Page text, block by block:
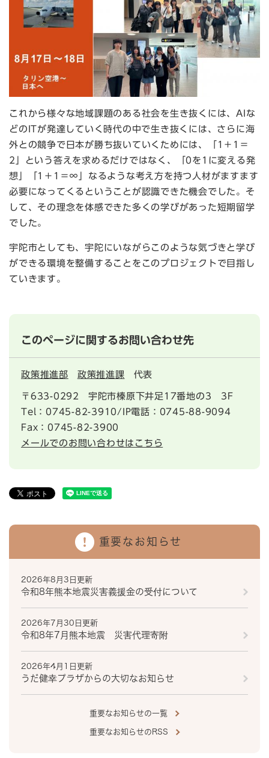
これから様々な地域課題のある社会を生き抜くには、AIな
どのITが発達していく時代の中で生き抜くには、さらに海
外との競争で日本が勝ち抜いていくためには、「1＋1＝
2」という答えを求めるだけではなく、「0を1に変える発
想」「1＋1＝∞」なるような考え方を持つ人材がますます
必要になってくるということが認識できた機会でした。そ
して、その理念を体感できた多くの学びがあった短期留学
でした。
宇陀市としても、宇陀にいながらこのような気づきと学び
ができる環境を整備することをこのプロジェクトで目指し
ていきます。
このページに関するお問い合わせ先
政策推進部 政策推進課 代表
〒633-0292
宇陀市榛原下井足17番地の3 3F
Tel：0745-82-3910/IP電話：0745-88-9094
Fax：0745-82-3900
メールでのお問い合わせはこちら
重要なお知らせ
2026年8月3日更新
令和8年熊本地震災害義援金の受付について
2026年7月30日更新
令和8年7月熊本地震 災害代理寄附
2026年4月1日更新
うだ健幸プラザからの大切なお知らせ
重要なお知らせの一覧
重要なお知らせのRSS